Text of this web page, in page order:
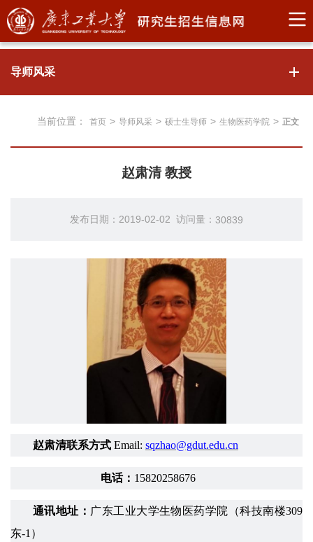
导师风采
当前位置： 首页 > 导师风采 > 硕士生导师 > 生物医药学院 > 正文
赵肃清 教授
发布日期：2019-02-02 访问量： 30839
赵肃清联系方式 Email: sqzhao@gdut.edu.cn
电话： 15820258676
通讯地址： 广东工业大学生物医药学院（科技南楼309
东-1 ）